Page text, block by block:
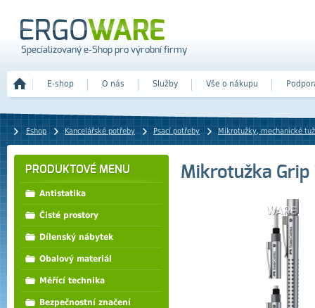
Specializovaný e-Shop pro výrobní firmy
E-shop O nás Služby Vše o nákupu
Eshop Kancelářské potřeby Psací potřeby Mikrotužky, mechanické
Mikrotužka Grip
PRODUKTOVÉ MENU
Antistatika
Čisté prostory
Dílenský nábytek
Obalový materiál
Měřící technika
Bezpečnostní značení